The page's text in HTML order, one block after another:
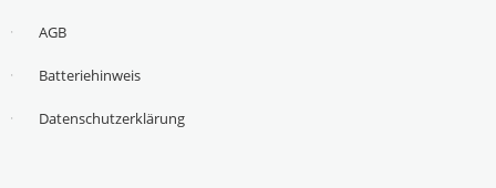
AGB
Batteriehinweis
Datenschutzerklärung